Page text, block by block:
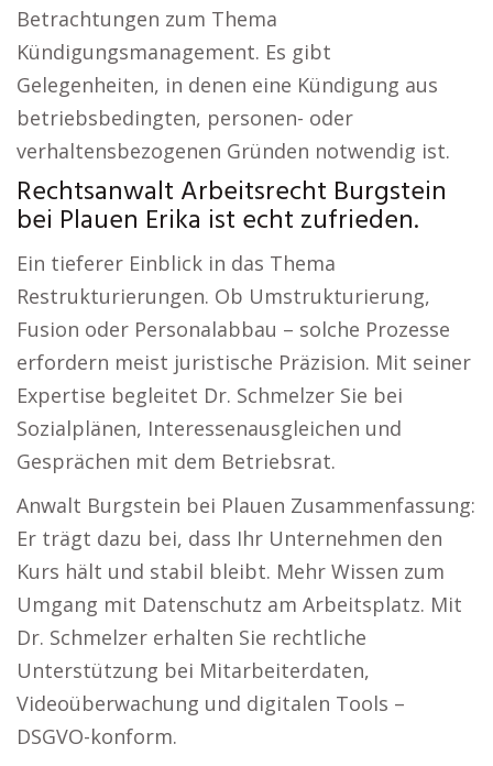
Betrachtungen zum Thema
Kündigungsmanagement. Es gibt
Gelegenheiten, in denen eine Kündigung aus
betriebsbedingten, personen- oder
verhaltensbezogenen Gründen notwendig ist.
Rechtsanwalt Arbeitsrecht Burgstein
bei Plauen Erika ist echt zufrieden.
Ein tieferer Einblick in das Thema
Restrukturierungen. Ob Umstrukturierung,
Fusion oder Personalabbau – solche Prozesse
erfordern meist juristische Präzision. Mit seiner
Expertise begleitet Dr. Schmelzer Sie bei
Sozialplänen, Interessenausgleichen und
Gesprächen mit dem Betriebsrat.
Anwalt Burgstein bei Plauen Zusammenfassung:
Er trägt dazu bei, dass Ihr Unternehmen den
Kurs hält und stabil bleibt. Mehr Wissen zum
Umgang mit Datenschutz am Arbeitsplatz. Mit
Dr. Schmelzer erhalten Sie rechtliche
Unterstützung bei Mitarbeiterdaten,
Videoüberwachung und digitalen Tools –
DSGVO-konform.